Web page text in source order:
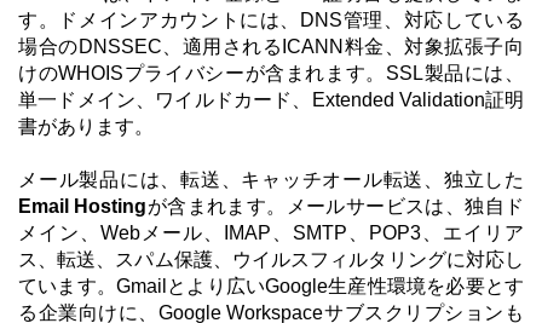
す。ドメインアカウントには、DNS管理、対応している
場合のDNSSEC、適用されるICANN料金、対象拡張子向
けのWHOISプライバシーが含まれます。SSL製品には、
単一ドメイン、ワイルドカード、Extended Validation証明
書があります。
メール製品には、転送、キャッチオール転送、独立した
Email Hostingが含まれます。メールサービスは、独自ド
メイン、Webメール、IMAP、SMTP、POP3、エイリア
ス、転送、スパム保護、ウイルスフィルタリングに対応し
ています。Gmailとより広いGoogle生産性環境を必要とす
る企業向けに、Google Workspaceサブスクリプションも